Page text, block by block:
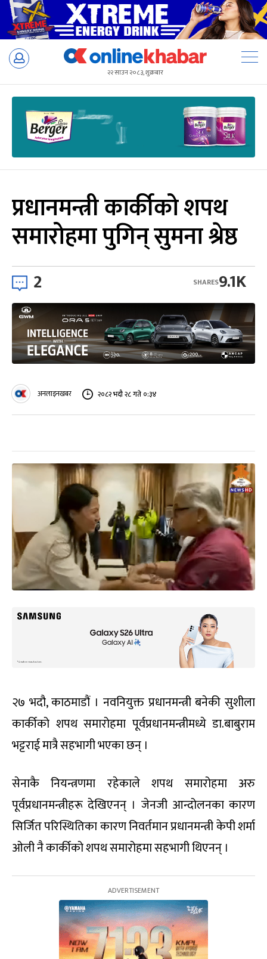
Skip
२२ साउन २०८३, शुक्रबार
प्रधानमन्त्री कार्कीको शपथ
समारोहमा पुगिन् सुमना श्रेष्ठ
2 9.1K
SHARES
अनलाइनखबर २०८२ भदौ २८ गते ०:३४
२७ भदौ, काठमाडौं । नवनियुक्त प्रधानमन्त्री बनेकी सुशीला
कार्कीको शपथ समारोहमा पूर्वप्रधानमन्त्रीमध्ये डा.बाबुराम
भट्टराई मात्रै सहभागी भएका छन् ।
सेनाकै नियन्त्रणमा रहेकाले शपथ समारोहमा अरु
पूर्वप्रधानमन्त्रीहरू देखिएनन् । जेनजी आन्दोलनका कारण
सिर्जित परिस्थितिका कारण निवर्तमान प्रधानमन्त्री केपी शर्मा
ओली नै कार्कीको शपथ समारोहमा सहभागी थिएनन् ।